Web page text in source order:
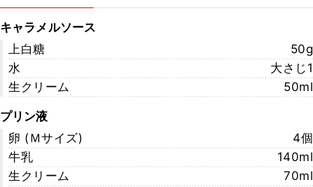
キャラメルソース
上白糖
50g
水
大さじ1
生クリーム
50ml
プリン液
卵 (Ｍサイズ)
4個
牛乳
140ml
生クリーム
70ml